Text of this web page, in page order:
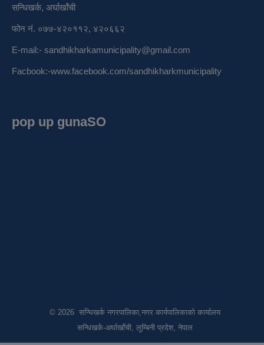
सन्धिखर्क, अर्घाखाँची
फोन नं. ०७७-४२०११२, ४२०६६२
E-mail:- sandhikharkamunicipality@gmail.com
Facbook:-www.facebook.com/sandhikharkmunicipality
pop up gunaSO
© 2026 सन्धिखर्क नगरपालिका,नगर कार्यपालिकाको कार्यालय
सन्धिखर्क-अर्घाखाँची, लुम्बिनी प्रदेश, नेपाल